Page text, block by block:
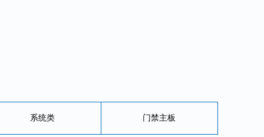
系统类 门禁主板